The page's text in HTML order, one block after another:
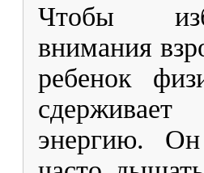
​Чтобы
внимания
ребенок
энергию.